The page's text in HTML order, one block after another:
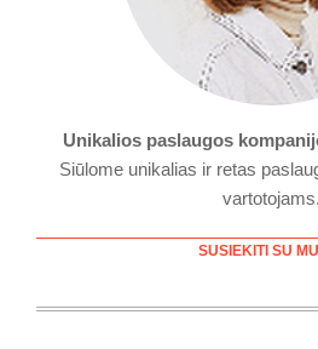
Unikalios paslaugos
Siūlome unikalias ir retas
vartotojams.
SUSIEKITI SU